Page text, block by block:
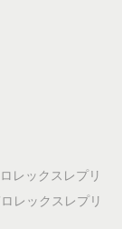
レックスレプリ
レックスレプリ